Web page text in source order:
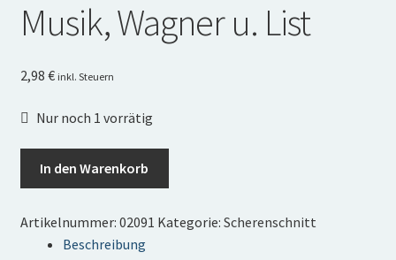
Mein Konto
Musik, Wagner u. List
2,98 € inkl. Steuern
Nur noch 1 vorrätig
List
Menge
In den Warenkorb
Artikelnummer: 02091 Kategorie: Scherenschnitt
Beschreibung